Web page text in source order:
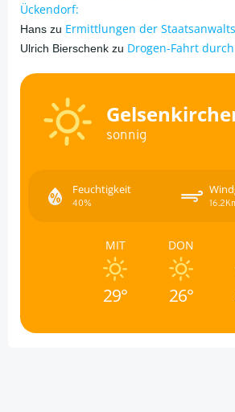
Ückendorf:
Hans zu Ermittlungen der
Ulrich Bierschenk zu Drogen-Fahrt
sonnig
Feuchtigkeit
40%
MIT
29°
DON
26°